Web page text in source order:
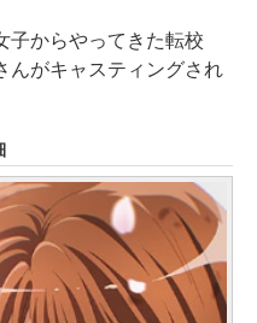
からやってきた転校
んがキャスティングされ